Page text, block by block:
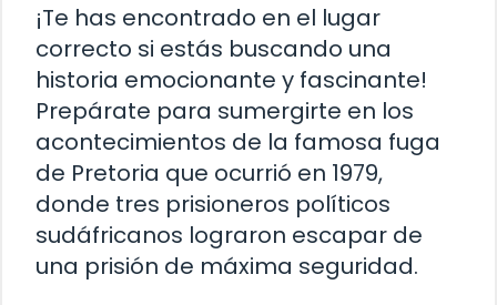
¡Te has encontrado en el lugar
correcto si estás buscando una
historia emocionante y fascinante!
Prepárate para sumergirte en los
acontecimientos de la famosa fuga
de Pretoria que ocurrió en 1979,
donde tres prisioneros políticos
sudáfricanos lograron escapar de
una prisión de máxima seguridad.